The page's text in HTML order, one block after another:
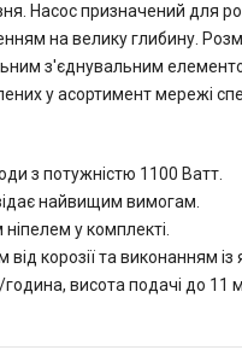
Насос призначений для
на велику глибину.
з'єднувальним
у асортимент мережі
з потужністю 1100 Ватт.
найвищим вимогам.
у комплекті.
корозії та виконанням із
висота подачі до 11 м.